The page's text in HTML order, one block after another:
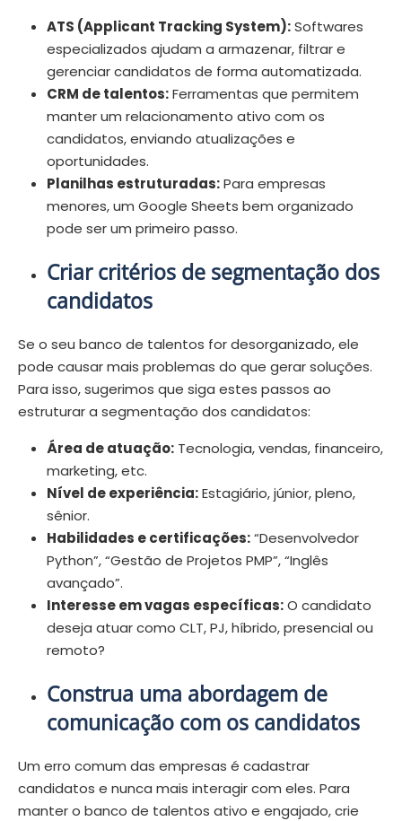
ATS (Applicant Tracking System):Softwares
especializados ajudam a armazenar, filtrar e
gerenciar candidatos de forma automatizada.
CRM de talentos:Ferramentas que permitem
manter um relacionamento ativo com os
candidatos, enviando atualizações e
oportunidades.
Planilhas estruturadas:Para empresas
menores, um Google Sheets bem organizado
pode ser um primeiro passo.
Criar critérios de segmentação dos
candidatos
Se o seu banco de talentos for desorganizado, ele
pode causar mais problemas do que gerar soluções.
Para isso, sugerimos que siga estes passos ao
estruturar a segmentação dos candidatos:
Área de atuação: Tecnologia, vendas, financeiro,
marketing, etc.
Nível de experiência:Estagiário, júnior, pleno,
sênior.
Habilidades e certificações:“Desenvolvedor
Python”, “Gestão de Projetos PMP”, “Inglês
avançado”.
Interesse em vagas específicas:O candidato
deseja atuar como CLT, PJ, híbrido, presencial ou
remoto?
Construa uma abordagem de
comunicação com os candidatos
Um erro comum das empresas é cadastrar
candidatos e nunca mais interagir com eles. Para
manter o banco de talentos ativo e engajado, crie